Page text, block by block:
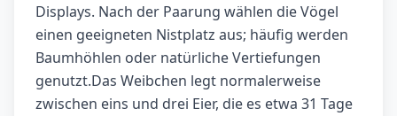
Displays. Nach der Paarung wählen die Vögel
einen geeigneten Nistplatz aus; häufig werden
Baumhöhlen oder natürliche Vertiefungen
genutzt.Das Weibchen legt normalerweise
zwischen eins und drei Eier, die es etwa 31 Tage